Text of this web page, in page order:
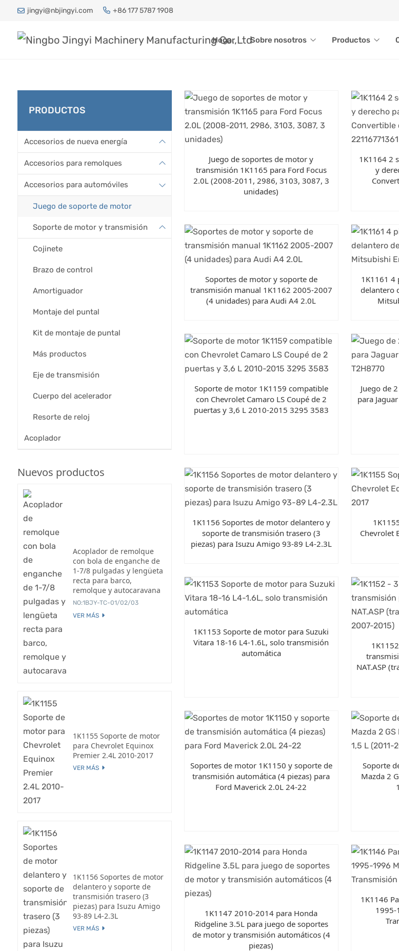
jingyi@nbjingyi.com +86 177 5787 1908
Hogar Sobre nosotros Productos
Juego de soportes de motor y
transmisión 1K1165 para Ford Focus
2.0L (2008-2011, 2986, 3103, 3087, 3
unidades)
1K1164 2
y
Soportes de motor y soporte de
transmisión manual 1K1162 2005-2007
(4 unidades) para Audi A4 2.0L
1K1161 4
delantero
Soporte de motor 1K1159 compatible
con Chevrolet Camaro LS Coupé de 2
puertas y 3,6 L 2010-2015 3295 3583
Juego de
para
1K1156 Soportes de motor delantero y
soporte de transmisión trasero (3
piezas) para Isuzu Amigo 93-89 L4-2.3L
Chevrolet
1K1153 Soporte de motor para Suzuki
Vitara 18-16 L4-1.6L, solo transmisión
automática
NAT.ASP
Soportes de motor 1K1150 y soporte de
transmisión automática (4 piezas) para
Ford Maverick 2.0L 24-22
Soporte
Mazda 2
1K1147 2010-2014 para Honda
Ridgeline 3.5L para juego de soportes
de motor y transmisión automáticos (4
piezas)
1K1146
1995-
PRODUCTOS
Accesorios de nueva energía
Accesorios para remolques
Accesorios para automóviles
Juego de soporte de motor
Soporte de motor y transmisión
Cojinete
Brazo de control
Amortiguador
Montaje del puntal
Kit de montaje de puntal
Más productos
Eje de transmisión
Cuerpo del acelerador
Resorte de reloj
Acoplador
Nuevos productos
Acoplador de remolque
con bola de enganche de
1-7/8 pulgadas y lengüeta
recta para barco,
remolque y autocaravana
NO:1BJY-TC-01/02/03
VER MÁS
1K1155 Soporte de motor
para Chevrolet Equinox
Premier 2.4L 2010-2017
VER MÁS
1K1156 Soportes de motor
delantero y soporte de
transmisión trasero (3
piezas) para Isuzu Amigo
93-89 L4-2.3L
VER MÁS